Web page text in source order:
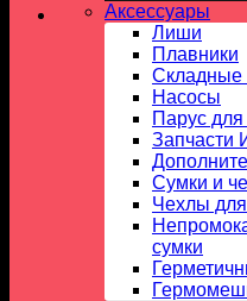
Аксессуары
Лиши
Плавники
Складные
Насосы
Парус
Запчасти
Сумки и
Чехлы
сумки